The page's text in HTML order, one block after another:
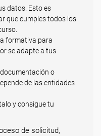
datos. Esto es
que cumples todos los
formativa para
se adapte a tus
o
de las entidades
y consigue tu
de solicitud,